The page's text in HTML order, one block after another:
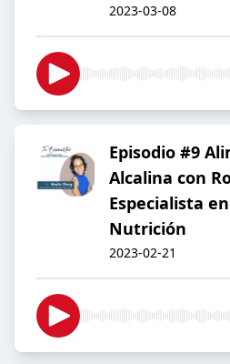
2023-03-08
Episodio #9
Alcalina con
Especialista
Nutrición
2023-02-21